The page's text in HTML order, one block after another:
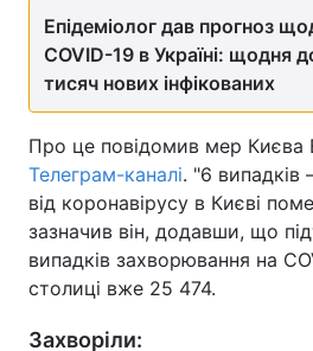
Епідеміолог дав прогноз
COVID-19 в Україні: щодня
тисяч нових інфікованих
Про це повідомив мер Києва
Телеграм-каналі. "6 випадків
від коронавірусу в Києві
зазначив він, додавши, що
випадків захворювання на
столиці вже 25 474.
Захворіли: